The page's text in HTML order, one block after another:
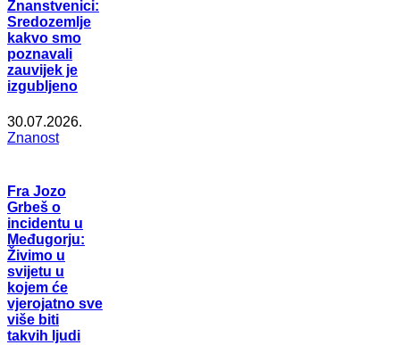
Znanstvenici:
Sredozemlje
kakvo smo
poznavali
zauvijek je
izgubljeno
30.07.2026.
Znanost
Fra Jozo
Grbeš o
incidentu u
Međugorju:
Živimo u
svijetu u
kojem će
vjerojatno sve
više biti
takvih ljudi